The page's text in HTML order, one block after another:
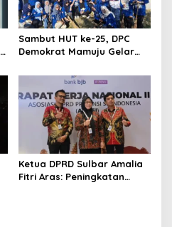
Sambut HUT ke-25, DPC
Demokrat Mamuju Gelar
Indonesia Asri
Ketua DPRD Sulbar Amalia
Fitri Aras: Peningkatan